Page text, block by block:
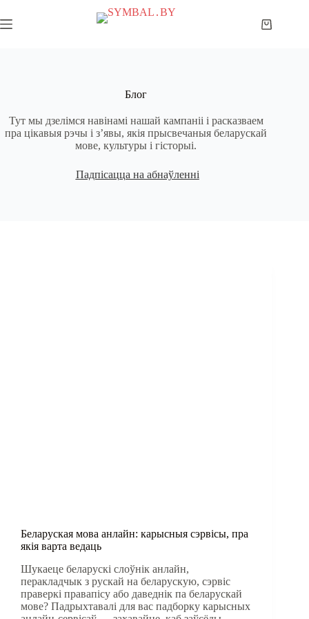
to
content
Shopping
Блог
Тут мы дзелімся навінамі нашай кампаніі і расказваем
пра цікавыя рэчы і з’явы, якія прысвечаныя беларускай
мове, культуры і гісторыі.
Падпісацца на абнаўленні
Беларуская мова анлайн: карысныя сэрвісы, пра
якія варта ведаць
Шукаеце беларускі слоўнік анлайн,
перакладчык з рускай на беларускую, сэрвіс
праверкі правапісу або даведнік па беларускай
мове? Падрыхтавалі для вас падборку карысных